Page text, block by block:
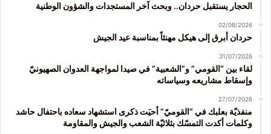
الحجار يستقبل حردان.. وبحث آخر المستجدات والشؤون الوطنية
02/08/2026
حردان أبرق إلى هيكل مهنئاً بمناسبة عيد الجيش
31/07/2026
لقاء بين “القومي” و”الشعبية” في صيدا لمواجهة العدوان الصهيونيّ
وإسقاط مشاريعه وسياساته
27/07/2026
منفذيّة بعلبك في “القوميّ” أحيَت ذكرى استشهاد سعاده باحتفال حاشد
وكلمات أكدت التمسّك بثلاثيّة الشعب والجيش والمقاومة